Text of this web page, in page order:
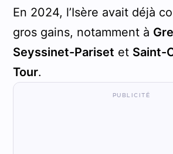
En 2024, l’Isère avait déjà
gros gains, notamment à
Seyssinet-Pariset et Saint-
Tour.